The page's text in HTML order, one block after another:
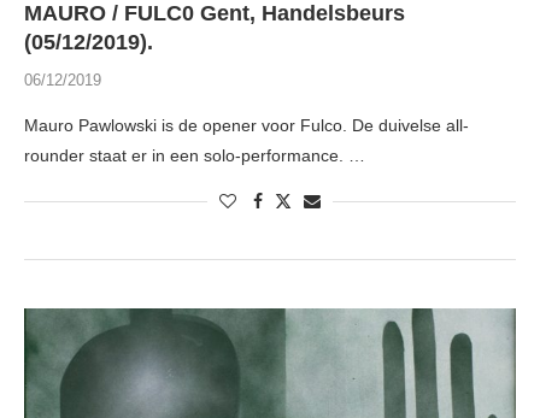
MAURO / FULC0 Gent, Handelsbeurs
(05/12/2019).
06/12/2019
Mauro Pawlowski is de opener voor Fulco. De duivelse all-
rounder staat er in een solo-performance. …